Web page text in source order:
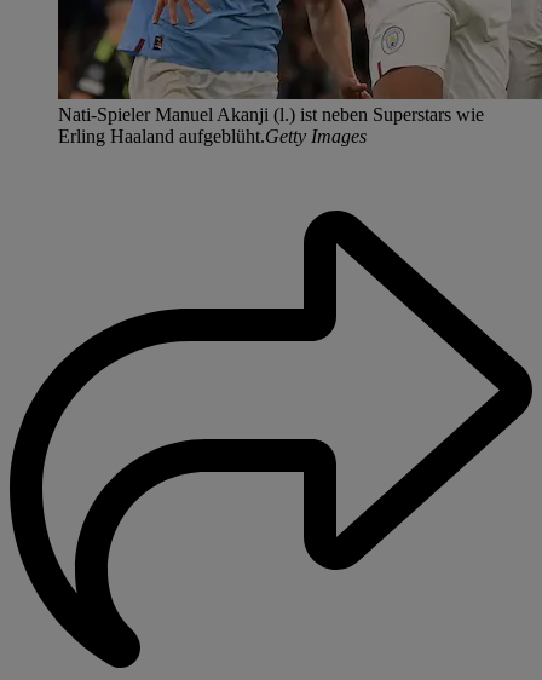
Nati-Spieler Manuel Akanji (l.) ist neben Superstars wie
Erling Haaland aufgeblüht.Getty Images